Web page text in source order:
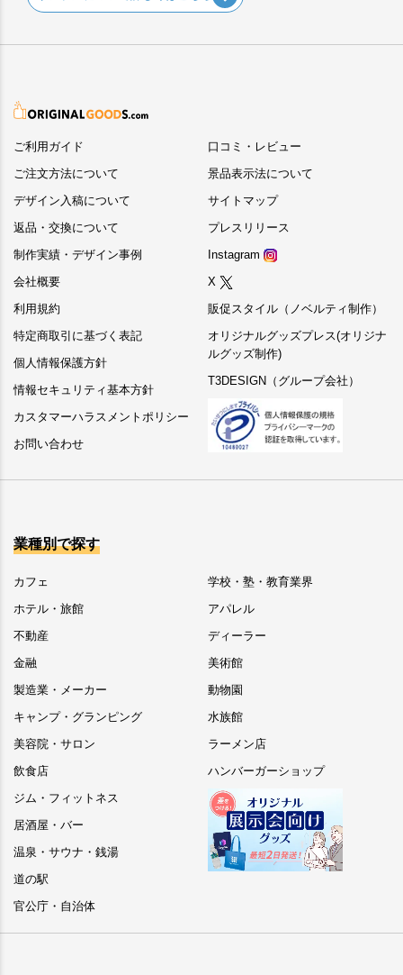
ご利用ガイド
ご注文方法について
デザイン入稿について
返品・交換について
制作実績・デザイン事例
会社概要
利用規約
特定商取引に基づく表記
個人情報保護方針
情報セキュリティ基本方針
カスタマーハラスメントポリシー
お問い合わせ
口コミ・レビュー
景品表示法について
サイトマップ
プレスリリース
Instagram
X
販促スタイル（ノベルティ制作）
オリジナルグッズプレス(オリジナ
ルグッズ制作)
T3DESIGN（グループ会社）
業種別で探す
カフェ
ホテル・旅館
不動産
金融
製造業・メーカー
キャンプ・グランピング
美容院・サロン
飲食店
ジム・フィットネス
居酒屋・バー
温泉・サウナ・銭湯
道の駅
官公庁・自治体
学校・塾・教育業界
アパレル
ディーラー
美術館
動物園
水族館
ラーメン店
ハンバーガーショップ